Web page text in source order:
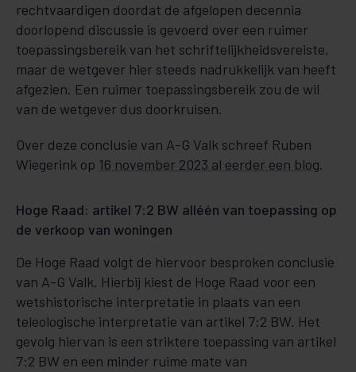
rechtvaardigen doordat de afgelopen decennia
doorlopend discussie is gevoerd over een ruimer
toepassingsbereik van het schriftelijkheidsvereiste,
maar de wetgever hier steeds nadrukkelijk van heeft
afgezien. Een ruimer toepassingsbereik zou de wil
van de wetgever dus doorkruisen.
Over deze conclusie van A-G Valk schreef Ruben
Wiegerink op 16 november 2023 al eerder een blog.
Hoge Raad: artikel 7:2 BW alléén van toepassing op
de verkoop van woningen
De Hoge Raad volgt de hiervoor besproken conclusie
van A-G Valk. Hierbij kiest de Hoge Raad voor een
wetshistorische interpretatie in plaats van een
teleologische interpretatie van artikel 7:2 BW. Het
gevolg hiervan is een striktere toepassing van artikel
7:2 BW en een minder ruime mate van